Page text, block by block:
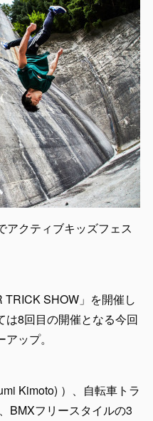
アクティブキッズフェス
SHOW」を開催し
は8回目の開催となる今回
ップ。
Kimoto) ）、自転車トラ
BMXフリースタイルの3